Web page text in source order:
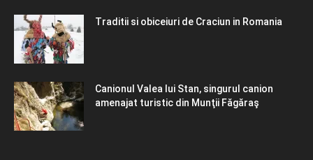
Traditii si obiceiuri de Craciun in Romania
Canionul Valea lui Stan, singurul canion
amenajat turistic din Munţii Făgăraş